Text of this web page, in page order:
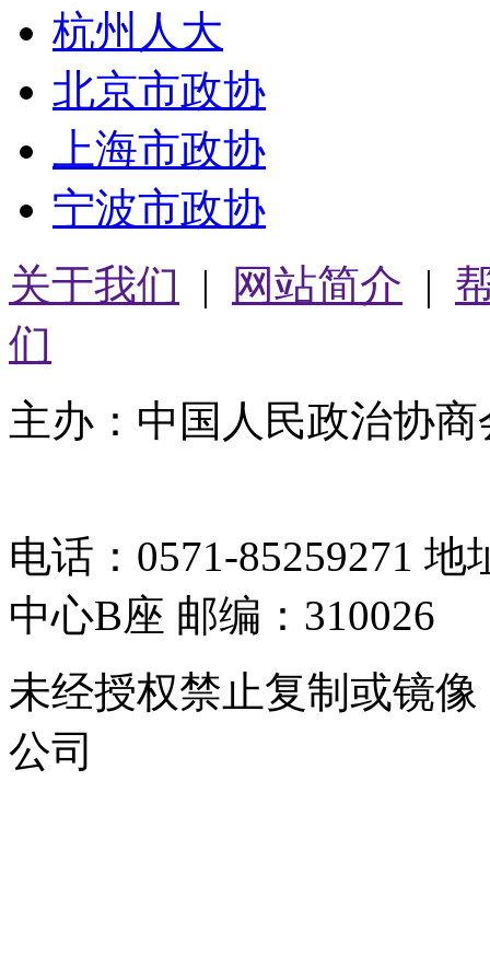
杭州人大
北京市政协
上海市政协
宁波市政协
关于我们 | 网站简介 |
们
主办：中国人民政治协
电话：0571-85259271
中心B座 邮编：310026
未经授权禁止复制或镜
公司